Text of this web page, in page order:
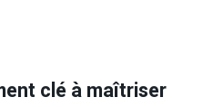
clé à maîtriser